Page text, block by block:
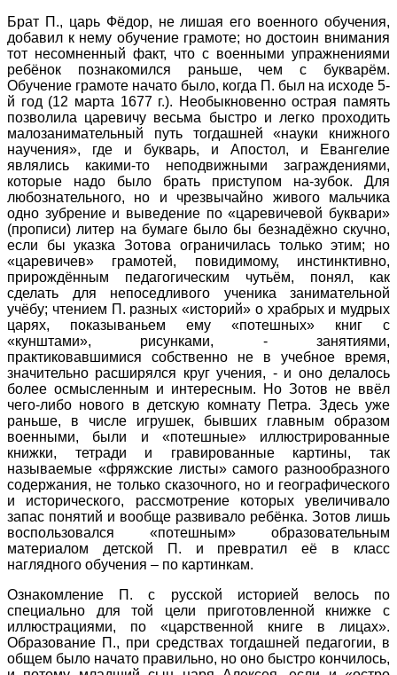
Брат П., царь Фёдор, не лишая его военного обучения,
добавил к нему обучение грамоте; но достоин внимания
тот несомненный факт, что с военными упражнениями
ребёнок познакомился раньше, чем с букварём.
Обучение грамоте начато было, когда П. был на исходе 5-
й год (12 марта 1677 г.). Необыкновенно острая память
позволила царевичу весьма быстро и легко проходить
малозанимательный путь тогдашней «науки книжного
научения», где и букварь, и Апостол, и Евангелие
являлись какими-то неподвижными заграждениями,
которые надо было брать приступом на-зубок. Для
любознательного, но и чрезвычайно живого мальчика
одно зубрение и выведение по «царевичевой буквари»
(прописи) литер на бумаге было бы безнадёжно скучно,
если бы указка Зотова ограничилась только этим; но
«царевичев» грамотей, повидимому, инстинктивно,
прирождённым педагогическим чутьём, понял, как
сделать для непоседливого ученика занимательной
учёбу; чтением П. разных «историй» о храбрых и мудрых
царях, показываньем ему «потешных» книг с
«кунштами», рисунками, - занятиями,
практиковавшимися собственно не в учебное время,
значительно расширялся круг учения, - и оно делалось
более осмысленным и интересным. Но Зотов не ввёл
чего-либо нового в детскую комнату Петра. Здесь уже
раньше, в числе игрушек, бывших главным образом
военными, были и «потешные» иллюстрированные
книжки, тетради и гравированные картины, так
называемые «фряжские листы» самого разнообразного
содержания, не только сказочного, но и географического
и исторического, рассмотрение которых увеличивало
запас понятий и вообще развивало ребёнка. Зотов лишь
воспользовался «потешным» образовательным
материалом детской П. и превратил её в класс
наглядного обучения – по картинкам.
Ознакомление П. с русской историей велось по
специально для той цели приготовленной книжке с
иллюстрациями, по «царственной книге в лицах».
Образование П., при средствах тогдашней педагогии, в
общем было начато правильно, но оно быстро кончилось,